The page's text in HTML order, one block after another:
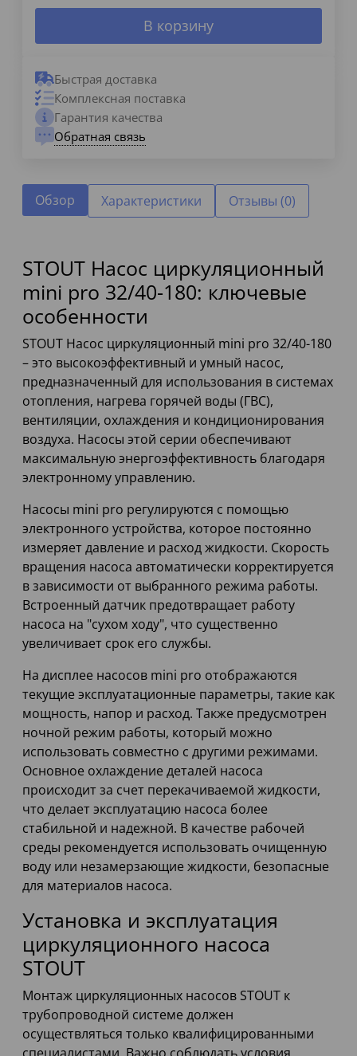
В корзину
Быстрая доставка
Комплексная поставка
Гарантия качества
Обратная связь
Обзор Характеристики Отзывы (0)
STOUT Насос циркуляционный
mini pro 32/40-180: ключевые
особенности
STOUT Насос циркуляционный mini pro 32/40-180
– это высокоэффективный и умный насос,
предназначенный для использования в системах
отопления, нагрева горячей воды (ГВС),
вентиляции, охлаждения и кондиционирования
воздуха. Насосы этой серии обеспечивают
максимальную энергоэффективность благодаря
электронному управлению.
Насосы mini pro регулируются с помощью
электронного устройства, которое постоянно
измеряет давление и расход жидкости. Скорость
вращения насоса автоматически корректируется
в зависимости от выбранного режима работы.
Встроенный датчик предотвращает работу
насоса на "сухом ходу", что существенно
увеличивает срок его службы.
На дисплее насосов mini pro отображаются
текущие эксплуатационные параметры, такие как
мощность, напор и расход. Также предусмотрен
ночной режим работы, который можно
использовать совместно с другими режимами.
Основное охлаждение деталей насоса
происходит за счет перекачиваемой жидкости,
что делает эксплуатацию насоса более
стабильной и надежной. В качестве рабочей
среды рекомендуется использовать очищенную
воду или незамерзающие жидкости, безопасные
для материалов насоса.
Установка и эксплуатация
циркуляционного насоса
STOUT
Монтаж циркуляционных насосов STOUT к
трубопроводной системе должен
осуществляться только квалифицированными